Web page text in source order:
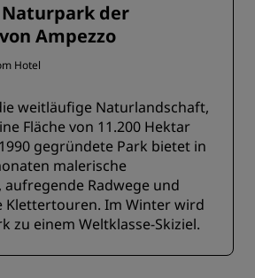
der
Ampezzo
Hotel
weitläufige Naturlandschaft,
Fläche von 11.200 Hektar
gegründete Park bietet in
malerische
Radwege und
Klettertouren. Im Winter wird
zu einem Weltklasse-Skiziel.